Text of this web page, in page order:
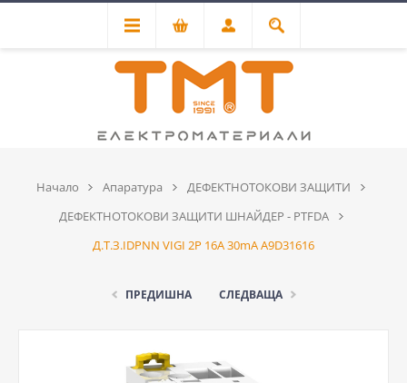
Начало Апаратура
ДЕФЕКТНОТОКОВИ ЗАЩИТИ
ДЕФЕКТНОТОКОВИ ЗАЩИТИ ШНАЙДЕР - PTFDA
Д.Т.З.IDPNN VIGI 2P 16A 30mA A9D31616
ПРЕДИШНА СЛЕДВАЩА